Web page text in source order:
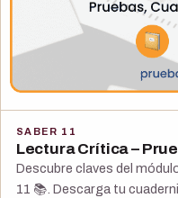
SABER 11
Lectura Crítica –
Descubre claves del
11 📚. Descarga tu